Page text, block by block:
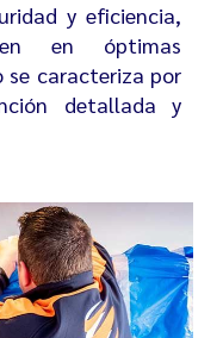
y eficiencia,
en óptimas
se caracteriza por
detallada y